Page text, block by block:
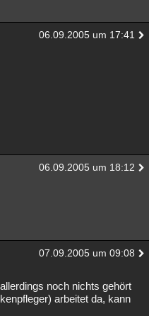
06.09.2005 um 17:41
06.09.2005 um 18:12
07.09.2005 um 09:08
noch nichts gehört
arbeitet da, kann